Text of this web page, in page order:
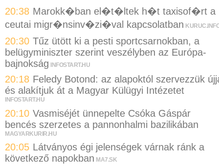
20:38 Marokk�ban el�t�ltek h�t taxisof�rt a
ceutai migr�nsinv�zi�val kapcsolatban
20:30 Tűz ütött ki a pesti sportcsarnokban, a
belügyminiszter szerint veszélyben az Európa-
bajnokság INFOSTART.HU
20:18 Feledy Botond: az alapoktól szervezzük
és alakítjuk át a Magyar Külügyi Intézetet
INFOSTART.HU
20:10 Vasmiséjét ünnepelte Csóka Gáspár
bencés szerzetes a pannonhalmi bazilikában
MAGYARKURIR.HU
20:05 Látványos égi jelenségek várnak ránk a
következő napokban MA7.SK